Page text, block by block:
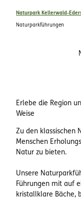
Naturpark Kellerwald-
Naturparkführungen
Erlebe die Region
Weise
Zu den klassischen
Menschen
Natur zu bieten.
Unsere
Führungen mit auf
kristallklare Bäche,